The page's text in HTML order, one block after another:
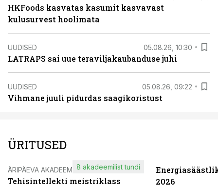
HKFoods kasvatas kasumit kasvavast
kulusurvest hoolimata
UUDISED 05.08.26, 10:30
LATRAPS sai uue teraviljakaubanduse juhi
UUDISED 05.08.26, 09:22
Vihmane juuli pidurdas saagikoristust
ÜRITUSED
ÄRIPÄEVA AKADEEMIA
Tehisintellekti meistriklass
8 akadeemilist tundi
2026